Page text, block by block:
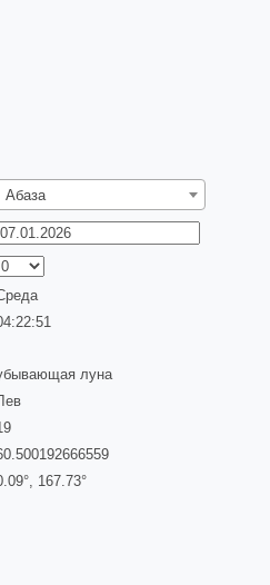
Абаза
луна
°, 167.73°